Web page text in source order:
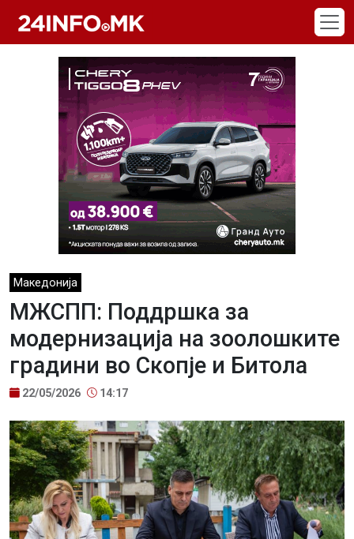
Македонија
МЖСПП: Поддршка за
модернизација на зоолошките
градини во Скопје и Битола
22/05/2026 14:17